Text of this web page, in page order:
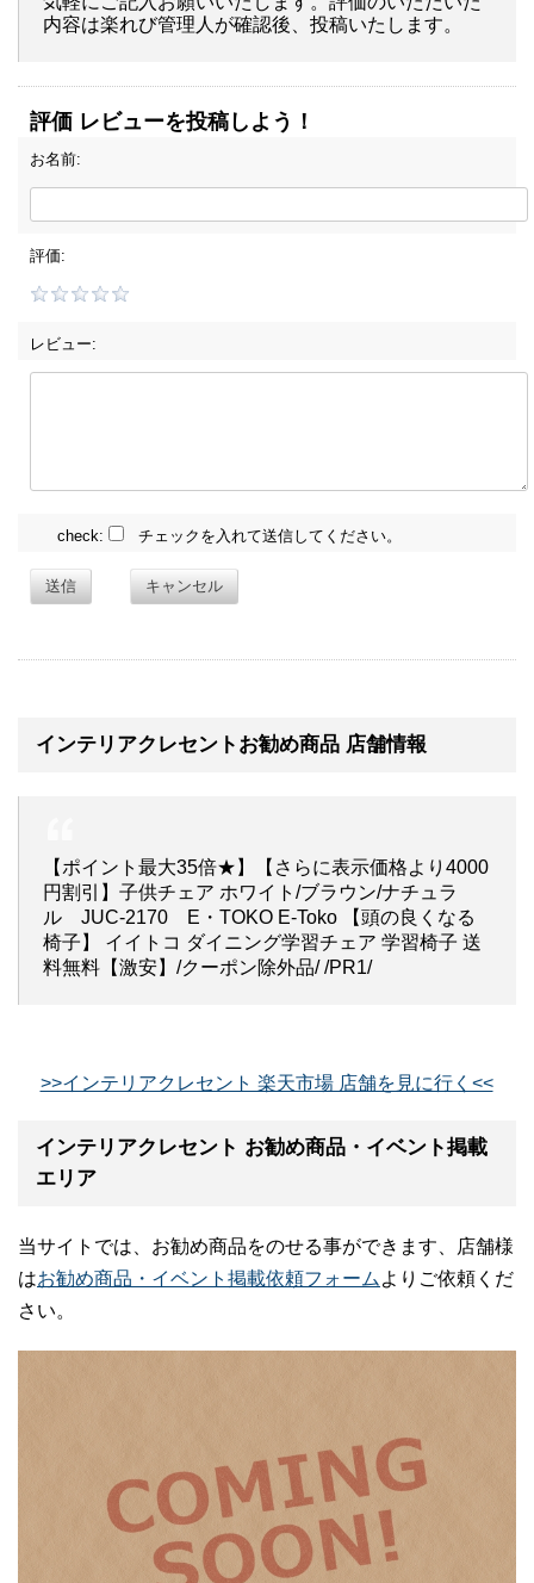
内容は楽れび管理人が確認後、投稿いたします。
評価 レビューを投稿しよう！
お名前:
評価:
レビュー:
check: チェックを入れて送信してください。
送信 キャンセル
インテリアクレセントお勧め商品 店舗情報
【ポイント最大35倍★】【さらに表示価格より4000
円割引】子供チェア ホワイト/ブラウン/ナチュラ
ル JUC-2170 E・TOKO E-Toko 【頭の良くなる
椅子】 イイトコ ダイニング学習チェア 学習椅子 送
料無料【激安】/クーポン除外品/ /PR1/
>>インテリアクレセント 楽天市場 店舗を見に行く<<
インテリアクレセント お勧め商品・イベント掲載
エリア
当サイトでは、お勧め商品をのせる事ができます、店舗様
はお勧め商品・イベント掲載依頼フォーム よりご依頼くだ
さい。